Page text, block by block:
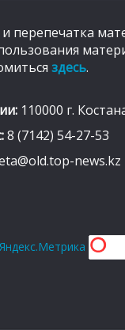
перепечатка
здесь.
110000 г.
8 (7142) 54-27-53
news.kz